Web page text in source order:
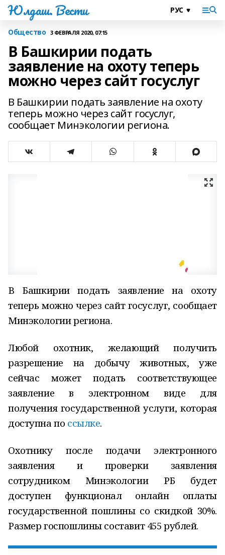
Юлдаш. Вести
Общество 3 ФЕВРАЛЯ 2020, 07:15
В Башкирии подать
заявление на охоту теперь
можно через сайт госуслуг
В Башкирии подать заявление на охоту
теперь можно через сайт госуслуг,
сообщает Минэкологии региона.
В Башкирии подать заявление на охоту
теперь можно через сайт госуслуг, сообщает
Минэкологии региона.
Любой охотник, желающий получить
разрешение на добычу животных, уже
сейчас может подать соответствующее
заявление в электронном виде для
получения государственной услуги, которая
доступна по ссылке.
Охотнику после подачи электронного
заявления и проверки заявления
сотрудником Минэкологии РБ будет
доступен функционал онлайн оплаты
государственной пошлины со скидкой 30%.
Размер госпошлины составит 455 рублей.